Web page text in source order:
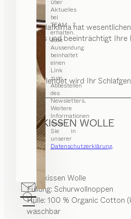
über
Aktuelles
bei
TEAM 7
erhalten.
Jede
Aussendung
beinhaltet
einen
Link
zum
Abbestellen
des
Newsletters.
Weitere
Informationen
finden
Sie in
unserer
Datenschutzerklärung.
Das Schlafklima hat
Stress und beeinträchtigt
Vollendet wird Ihr
KOPFKISSEN WOLLE
Kopfkissen Wolle
Füllung: Schurwollnoppen
Hülle: 100 % Organic Cotton
waschbar